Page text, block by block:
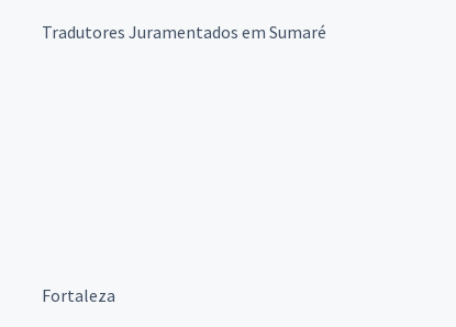
Tradutores Juramentados em Sumaré
Fortaleza